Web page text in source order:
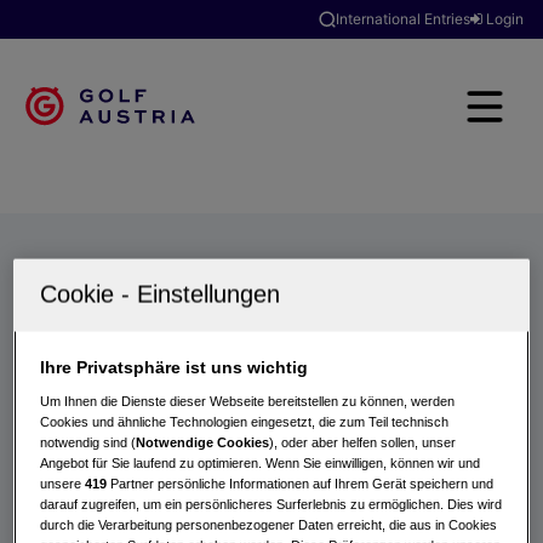
International Entries Login
Turniere
Ihre Privatsphäre ist uns wichtig
Um Ihnen die Dienste dieser Webseite bereitstellen zu können, werden
Cookies und ähnliche Technologien eingesetzt, die zum Teil technisch
notwendig sind (Notwendige Cookies), oder aber helfen sollen, unser
Angebot für Sie laufend zu optimieren. Wenn Sie einwilligen, können wir und
unsere419 Partner persönliche Informationen auf Ihrem Gerät speichern und
darauf zugreifen, um ein persönlicheres Surferlebnis zu ermöglichen. Dies wird
durch die Verarbeitung personenbezogener Daten erreicht, die aus in Cookies